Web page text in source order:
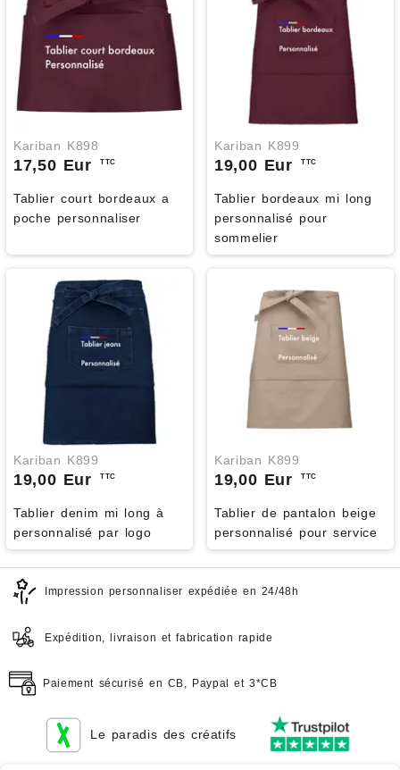
Kariban K898
17,50 Eur TTC
Tablier court bordeaux a
poche personnaliser
Kariban K899
19,00 Eur TTC
Tablier bordeaux mi long
personnalisé pour
sommelier
Kariban K899
19,00 Eur TTC
Tablier denim mi long à
personnalisé par logo
Kariban K899
19,00 Eur TTC
Tablier de pantalon beige
personnalisé pour service
Impression personnaliser expédiée en 24/48h
Expédition, livraison et fabrication rapide
Paiement sécurisé en CB, Paypal et 3*CB
Le paradis des créatifs